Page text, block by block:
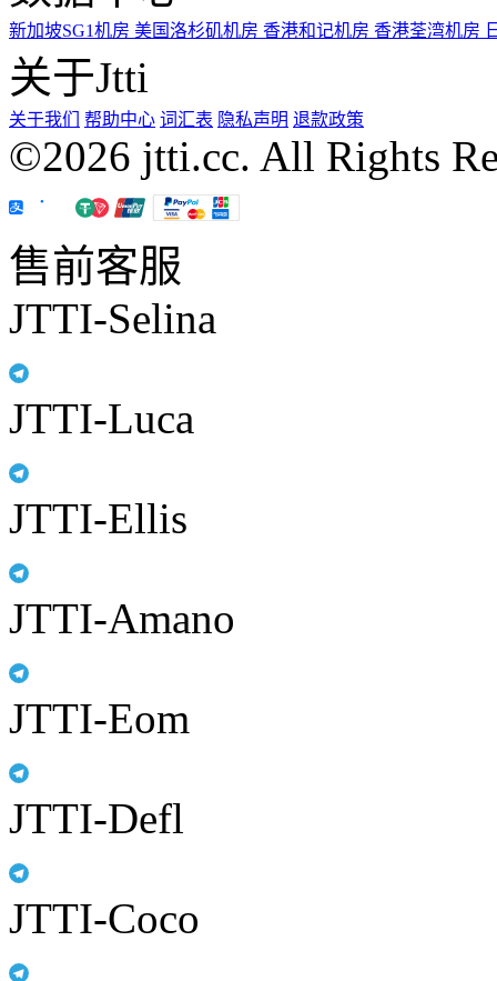
新加坡SG1机房 美国洛杉矶机房 香港和记机房 香港荃湾机房
关于Jtti
关于我们 帮助中心 词汇表 隐私声明 退款政策
©2026 jtti.cc. All Rights
售前客服
JTTI-Selina
JTTI-Luca
JTTI-Ellis
JTTI-Amano
JTTI-Eom
JTTI-Defl
JTTI-Coco